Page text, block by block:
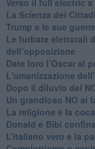
​La Scienza dei
Trump e le sue
​Le furbate elettorali
dell’opposizione
​Date loro l’Oscar al
L'umanizzazione
​Dopo il diluvio dei
​Un grandioso NO ai
La religione è la
Donald e Bibi
L’italiano vero e la